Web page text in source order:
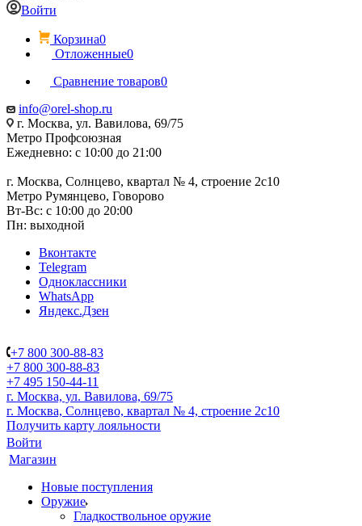
Войти
Корзина0
Отложенные0
Сравнение товаров0
info@orel-shop.ru
г. Москва, ул. Вавилова, 69/75
Метро Профсоюзная
Ежедневно: с 10:00 до 21:00
г. Москва, Солнцево, квартал № 4, строение 2с10
Метро Румянцево, Говорово
Вт-Вс: с 10:00 до 20:00
Пн: выходной
Вконтакте
Telegram
Одноклассники
WhatsApp
Яндекс.Дзен
+7 800 300-88-83
+7 800 300-88-83
+7 495 150-44-11
г. Москва, ул. Вавилова, 69/75
г. Москва, Солнцево, квартал № 4, строение 2с10
Получить карту лояльности
Войти
Магазин
Новые поступления
Оружие
Гладкоствольное оружие